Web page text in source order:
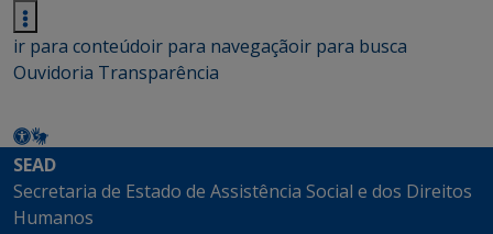
ir para conteúdoir para navegaçãoir para busca
Ouvidoria Transparência
SEAD
Secretaria de Estado de Assistência Social e dos Direitos
Humanos